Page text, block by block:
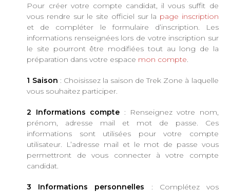
Pour créer votre compte candidat, il vous suffit de
vous rendre sur le site officiel sur la page inscription
et de compléter le formulaire d’inscription. Les
informations renseignées lors de votre inscription sur
le site pourront être modifiées tout au long de la
préparation dans votre espace mon compte.
1 Saison : Choisissez la saison de Trek Zone à laquelle
vous souhaitez participer.
2 Informations compte : Renseignez votre nom,
prénom, adresse mail et mot de passe. Ces
informations sont utilisées pour votre compte
utilisateur. L’adresse mail et le mot de passe vous
permettront de vous connecter à votre compte
candidat.
3 Informations personnelles : Complétez vos